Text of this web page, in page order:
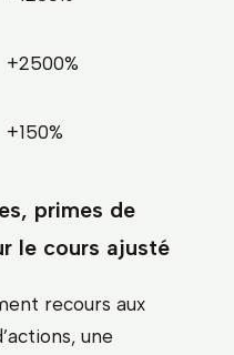
+2500%
+150%
primes de
le cours ajusté
recours aux
une